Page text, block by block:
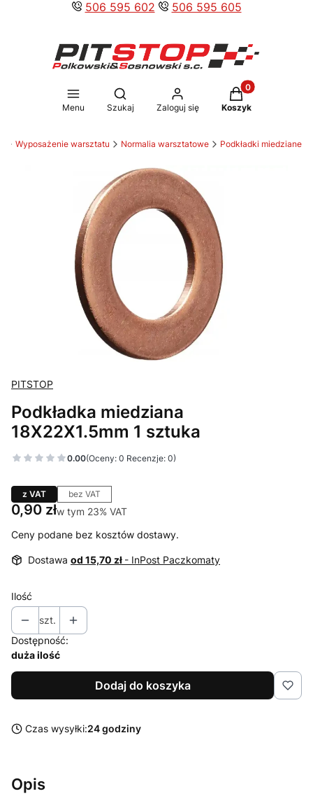
506 595 602 506 595 605
Menu
Otwórz wyszukiwarkę
Szukaj Zaloguj się
Produkty w
Koszyk
Wyposażenie warsztatu Normalia warsztatowe Podkładki miedziane
PITSTOP
Podkładka miedziana
18X22X1.5mm 1 sztuka
0.00(Oceny: 0 Recenzje: 0)
z VAT bez VAT
Cena
0,90 złw tym 23% VAT
w tym 23% VAT
Ceny podane bez kosztów dostawy.
Dostawa od 15,70 zł - InPost Paczkomaty
Ilość
szt.
Dostępność:
duża ilość
Dodaj do koszyka
Czas wysyłki:24 godziny
Opis